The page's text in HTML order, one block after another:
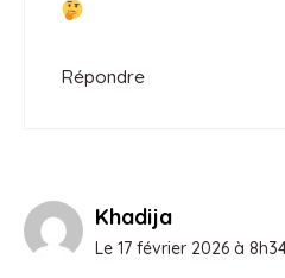
Répondre
Khadija
Le 17 février 2026 à